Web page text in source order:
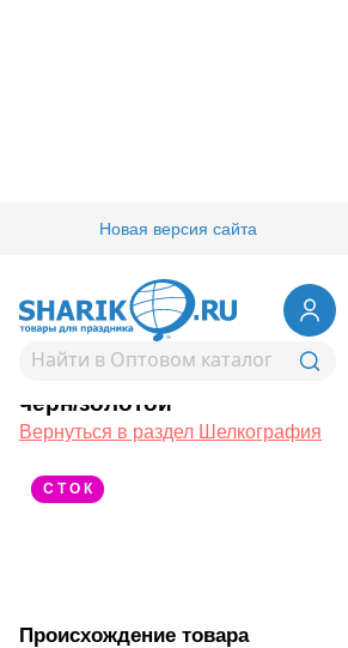
Новая версия сайта
Товары для праздника/ Оптовый
паст 14" Мрамор черн/золотой
1103-3080Шелкография
черн/золотой
Вернуться в раздел Шелкография
С Т О К
Происхождение товара